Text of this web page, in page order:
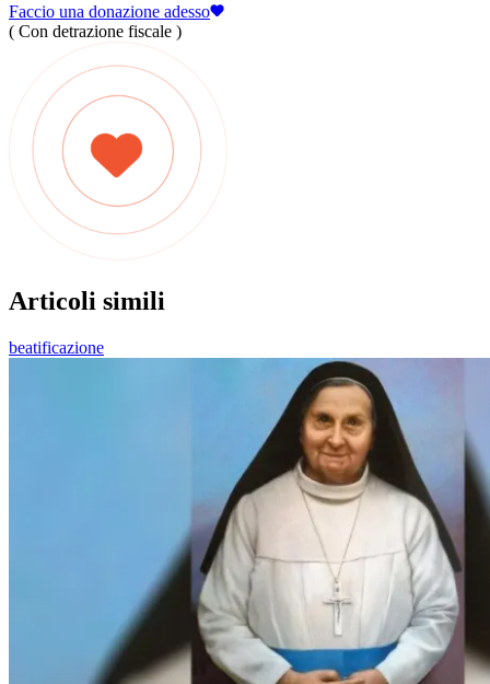
Faccio una donazione adesso
( Con detrazione fiscale )
Articoli simili
beatificazione